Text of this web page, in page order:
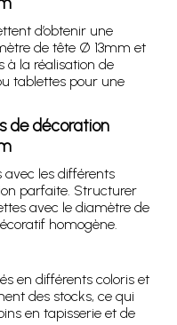
d’obtenir une
de tête Ø 13mm et
à la réalisation de
tablettes pour une
de décoration
avec les différents
parfaite. Structurer
avec le diamètre de
homogène.
en différents coloris et
des stocks, ce qui
en tapisserie et de